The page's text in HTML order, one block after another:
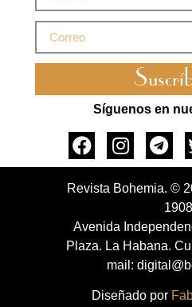
Síguenos en
Revista Bohemia. ©
1908
Avenida
Plaza. La Habana.
mail:
Diseñado por